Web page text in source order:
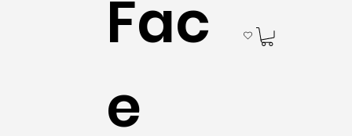
Fac
e